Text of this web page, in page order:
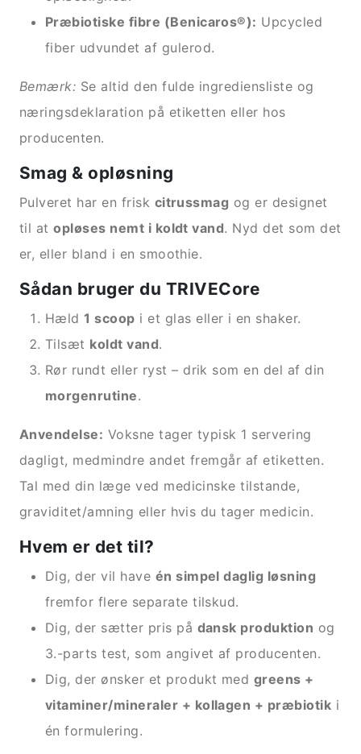
Præbiotiske fibre (Benicaros®): Upcycled
fiber udvundet af gulerod.
Bemærk: Se altid den fulde ingrediensliste og
næringsdeklaration på etiketten eller hos
producenten.
Smag & opløsning
Pulveret har en frisk citrussmag og er designet
til atopløses nemt i koldt vand. Nyd det som det
er, eller bland i en smoothie.
Sådan bruger du TRIVECore
Hæld1 scoop i et glas eller i en shaker.
Tilsæt koldt vand.
Rør rundt eller ryst – drik som en del af din
morgenrutine.
Anvendelse: Voksne tager typisk 1 servering
dagligt, medmindre andet fremgår af etiketten.
Tal med din læge ved medicinske tilstande,
graviditet/amning eller hvis du tager medicin.
Hvem er det til?
Dig, der vil have én simpel daglig løsning
fremfor flere separate tilskud.
Dig, der sætter pris på dansk produktion og
3.-parts test, som angivet af producenten.
Dig, der ønsker et produkt med greens +
vitaminer/mineraler + kollagen + præbiotik i
én formulering.